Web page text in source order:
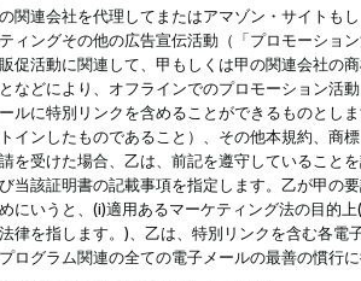
関連会社を代理してまたはアマゾン・サイトも
ィングその他の広告宣伝活動（「プロモーショ
促活動に関連して、甲もしくは甲の関連会社の
などにより、オフラインでのプロモーション活
ルに特別リンクを含めることができるものとし
インしたものであること）、その他本規約、商
を受けた場合、乙は、前記を遵守していること
当該証明書の記載事項を指定します。乙が甲の
にいうと、(i)適用あるマーケティング法の目的
律を指します。)、乙は、特別リンクを含む各
ログラム関連の全ての電子メールの最善の慣行